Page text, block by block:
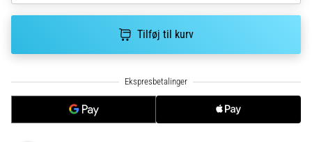
Plantar
Symptomer,
Tilføj til kurv